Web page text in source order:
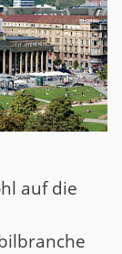
auf die